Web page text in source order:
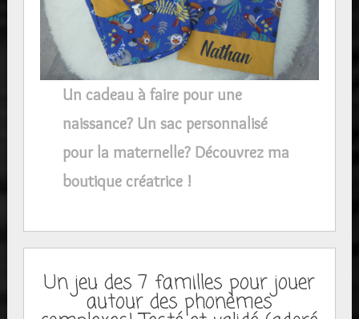
Un cadeau à faire pour une
naissance? Un sac personnalisé
pour la maternelle? Découvrez ma
boutique créatrice !
Un jeu des 7 familles pour jouer
autour des phonèmes